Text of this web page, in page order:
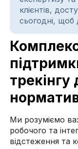
клієнтів,
сьогодні, щоб
Ми розуміємо
робочого та
відстеження та